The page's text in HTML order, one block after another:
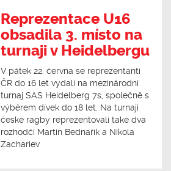
Reprezentace U16
obsadila 3. místo na
turnaji v Heidelbergu
V pátek 22. června se reprezentanti
ČR do 16 let vydali na mezinárodní
turnaj SAS Heidelberg 7s, společně s
výběrem dívek do 18 let. Na turnaji
české ragby reprezentovali také dva
rozhodčí Martin Bednařík a Nikola
Zachariev